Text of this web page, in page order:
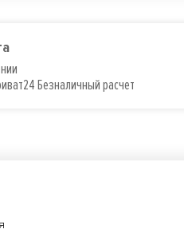
Безналичный расчет